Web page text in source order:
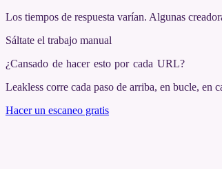
Los tiempos de respuesta varían. Algunas
Sáltate el trabajo manual
¿Cansado de hacer esto por cada URL?
Leakless corre cada paso de arriba, en bucle, en
Hacer un escaneo gratis